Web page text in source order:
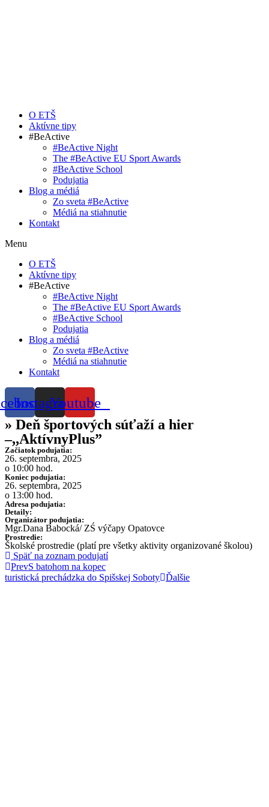
O ETŠ
Aktívne tipy
#BeActive
#BeActive Night
The #BeActive EU Sport Awards
#BeActive School
Podujatia
Blog a médiá
Zo sveta #BeActive
Médiá na stiahnutie
Kontakt
Menu
O ETŠ
Aktívne tipy
#BeActive
#BeActive Night
The #BeActive EU Sport Awards
#BeActive School
Podujatia
Blog a médiá
Zo sveta #BeActive
Médiá na stiahnutie
Kontakt
InstagramYoutube
» Deň športových súťaží a hier
–,,AktívnyPlus”
Začiatok podujatia:
26. septembra, 2025
o 10:00 hod.
Koniec podujatia:
26. septembra, 2025
o 13:00 hod.
Adresa podujatia:
Detaily:
Organizátor podujatia:
Mgr.Dana Babocká/ ZŚ výčapy Opatovce
Prostredie:
Školské prostredie (platí pre všetky aktivity organizované školou)
Späť na zoznam podujatí
PrevS batohom na kopec
turistická prechádzka do Spišskej Soboty Ďalšie